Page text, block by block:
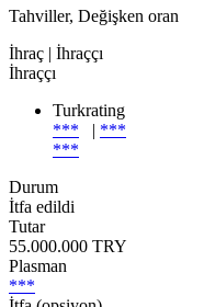
Tahviller, Değişken oran
İhraç | İhraççı
İhraççı
Turkrating
***
| ***
***
Durum
İtfa edildi
Tutar
55.000.000 TRY
Plasman
***